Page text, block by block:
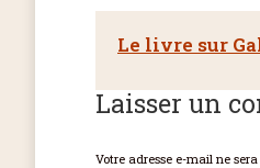
Le livre sur
Laisser un
Votre adresse e-mail ne